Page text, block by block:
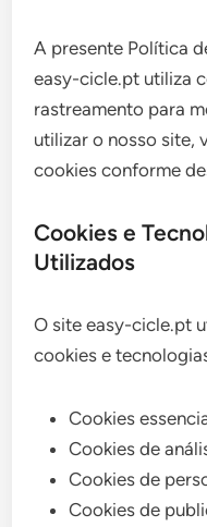
A presente Política
easy-cicle.pt utiliza
rastreamento para
utilizar o nosso site,
cookies conforme
Cookies e
Utilizados
O site easy-cicle.pt
cookies e
Cookies
Cookies de
Cookies de
Cookies de